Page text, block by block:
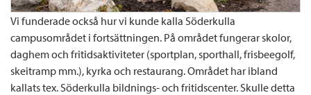
Vi funderade också hur vi kunde kalla Söderkulla
campusområdet i fortsättningen. På området fungerar skolor,
daghem och fritidsaktiviteter (sportplan, sporthall, frisbeegolf,
skeitramp mm.), kyrka och restaurang. Området har ibland
kallats tex. Söderkulla bildnings- och fritidscenter. Skulle detta